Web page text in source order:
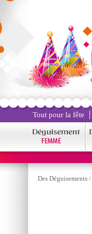
Tout pour la fête
Des Déguisements /